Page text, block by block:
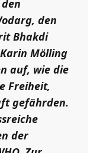
den
Bhakdi
Mölling
auf, wie die
Freiheit,
gefährden.
der